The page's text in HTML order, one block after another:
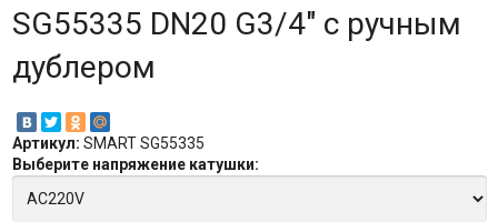
SG55335 DN20 G3/4" с ручным
дублером
Артикул: SMART SG55335
Выберите напряжение катушки: